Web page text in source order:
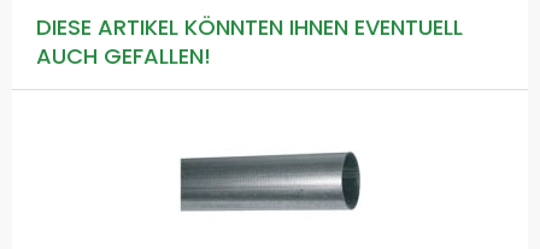
DIESE ARTIKEL KÖNNTEN IHNEN EVENTUELL
AUCH GEFALLEN!